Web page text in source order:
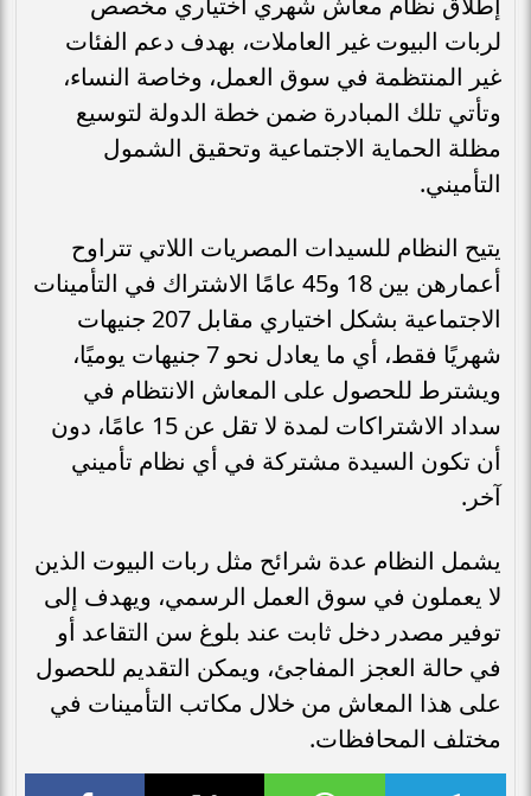
لربات البيوت غير العاملات، بهدف دعم الفئات
غير المنتظمة في سوق العمل، وخاصة النساء،
وتأتي تلك المبادرة ضمن خطة الدولة لتوسيع
مظلة الحماية الاجتماعية وتحقيق الشمول
التأميني.
يتيح النظام للسيدات المصريات اللاتي تتراوح
أعمارهن بين 18 و45 عامًا الاشتراك في التأمينات
الاجتماعية بشكل اختياري مقابل 207 جنيهات
شهريًا فقط، أي ما يعادل نحو 7 جنيهات يوميًا،
ويشترط للحصول على المعاش الانتظام في
سداد الاشتراكات لمدة لا تقل عن 15 عامًا، دون
أن تكون السيدة مشتركة في أي نظام تأميني
آخر.
يشمل النظام عدة شرائح مثل ربات البيوت الذين
لا يعملون في سوق العمل الرسمي، ويهدف إلى
توفير مصدر دخل ثابت عند بلوغ سن التقاعد أو
في حالة العجز المفاجئ، ويمكن التقديم للحصول
على هذا المعاش من خلال مكاتب التأمينات في
مختلف المحافظات.